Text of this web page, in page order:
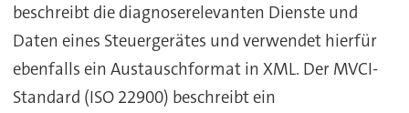
beschreibt die diagnoserelevanten Dienste und
Daten eines Steuergerätes und verwendet hierfür
ebenfalls ein Austauschformat in XML. Der MVCI-
Standard (ISO 22900) beschreibt ein